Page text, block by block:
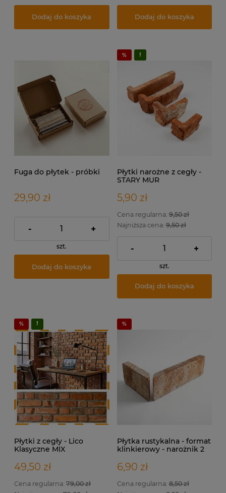
Dodaj do koszyka Dodaj do koszyka
Fuga do płytek - próbki
29,90 zł
- +
szt.
Dodaj do koszyka
Płytki narożne z cegły -
STARY MUR
5,90 zł
Cena regularna:9,50 zł
Najniższa cena:9,50 zł
- +
szt.
Dodaj do koszyka
Płytki z cegły - Lico
Klasyczne MIX
49,50 zł
Cena regularna: 79,00 zł
Płytka rustykalna - format
klinkierowy - narożnik 2
6,90 zł
Cena regularna:8,50 zł